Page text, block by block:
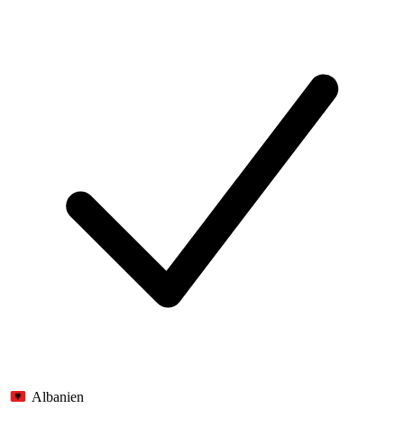
Albanien